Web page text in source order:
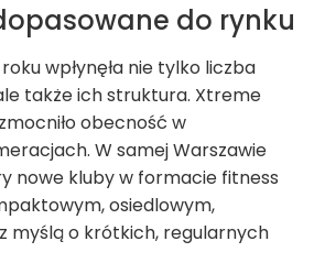
do rynku
wpłynęła nie tylko liczba
także ich struktura. Xtreme
obecność w
W samej Warszawie
nowe kluby w formacie fitness
osiedlowym,
myślą o krótkich, regularnych